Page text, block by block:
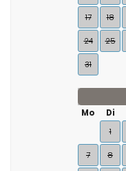
17 18
24 25
31
Mo
Di
1
7 8